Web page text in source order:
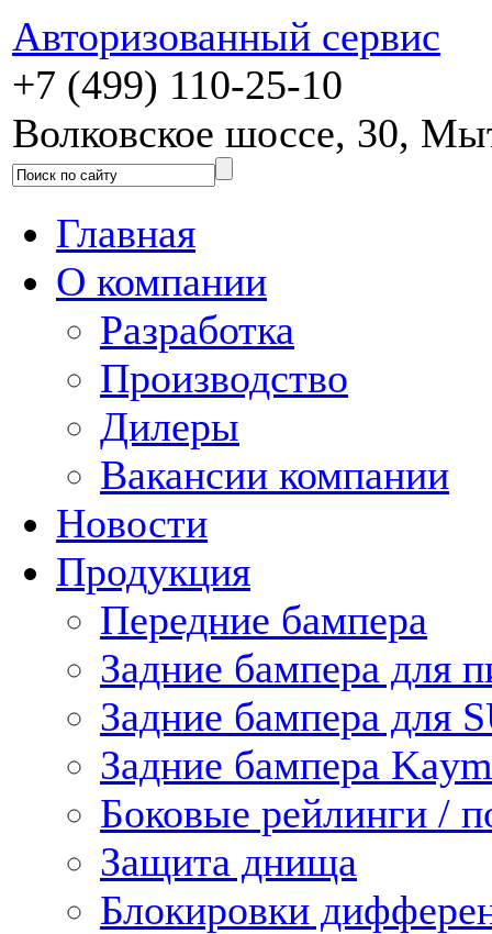
Авторизованный сервис
+7 (499) 110-25-10
Волковское шоссе, 30,
Главная
О компании
Разработка
Производство
Дилеры
Вакансии компании
Новости
Продукция
Передние бампера
Задние бампера для
Задние бампера для
Задние бампера
Боковые рейлинги /
Защита днища
Блокировки